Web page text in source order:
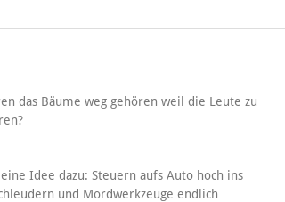
das Bäume weg gehören weil die Leute zu
Idee dazu: Steuern aufs Auto hoch ins
und Mordwerkzeuge endlich